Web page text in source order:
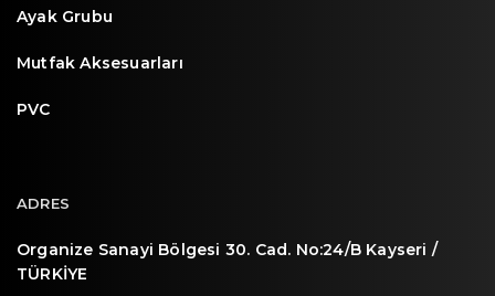
Ayak Grubu
Mutfak Aksesuarları
PVC
ADRES
Organize Sanayi Bölgesi 30. Cad. No:24/B Kayseri /
TÜRKİYE